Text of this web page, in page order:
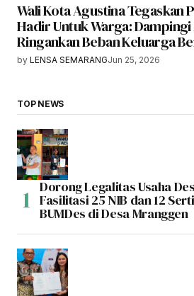
Wali Kota Agustina Tegaskan
Hadir Untuk Warga:
Ringankan Beban Keluarga
by LENSA SEMARANGJun 25, 2026
TOP NEWS
Dorong Legalitas Usaha
Fasilitasi 25 NIB dan 12
BUMDes di Desa Mranggen